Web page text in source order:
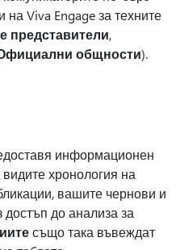
Viva Engage за техните
представители,
общности).
информационен
хронология на
вашите чернови и
до анализа за
също така въвеждат